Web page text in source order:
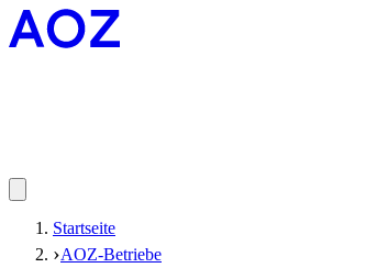
Startseite
AOZ-Betriebe